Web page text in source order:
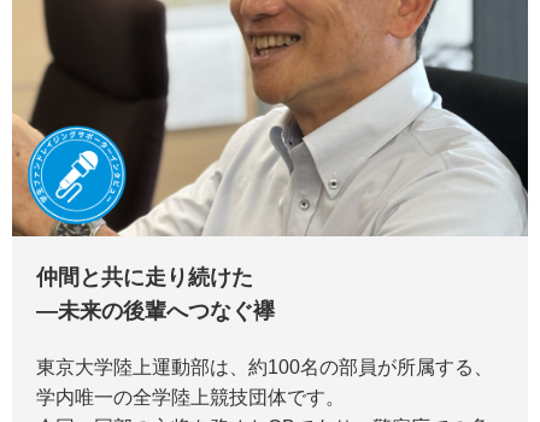
仲間と共に走り続けた
―未来の後輩へつなぐ襷
東京大学陸上運動部は、約100名の部員が所属する、
学内唯一の全学陸上競技団体です。